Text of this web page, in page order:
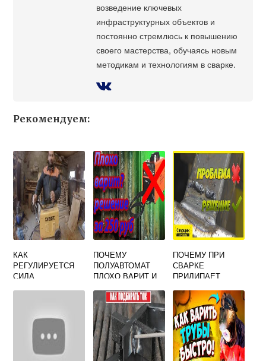
возведение ключевых
инфраструктурных объектов и
постоянно стремлюсь к повышению
своего мастерства, обучаясь новым
методикам и технологиям в сварке.
Рекомендуем:
КАК
РЕГУЛИРУЕТСЯ
СИЛА
ПОДВИЖНЫМИ
ОБМОТКАМИ
ПОЧЕМУ
ПОЛУАВТОМАТ
ПЛОХО ВАРИТ И
СДЕЛАТЬ
ПОЧЕМУ ПРИ
СВАРКЕ
ПРИЛИПАЕТ